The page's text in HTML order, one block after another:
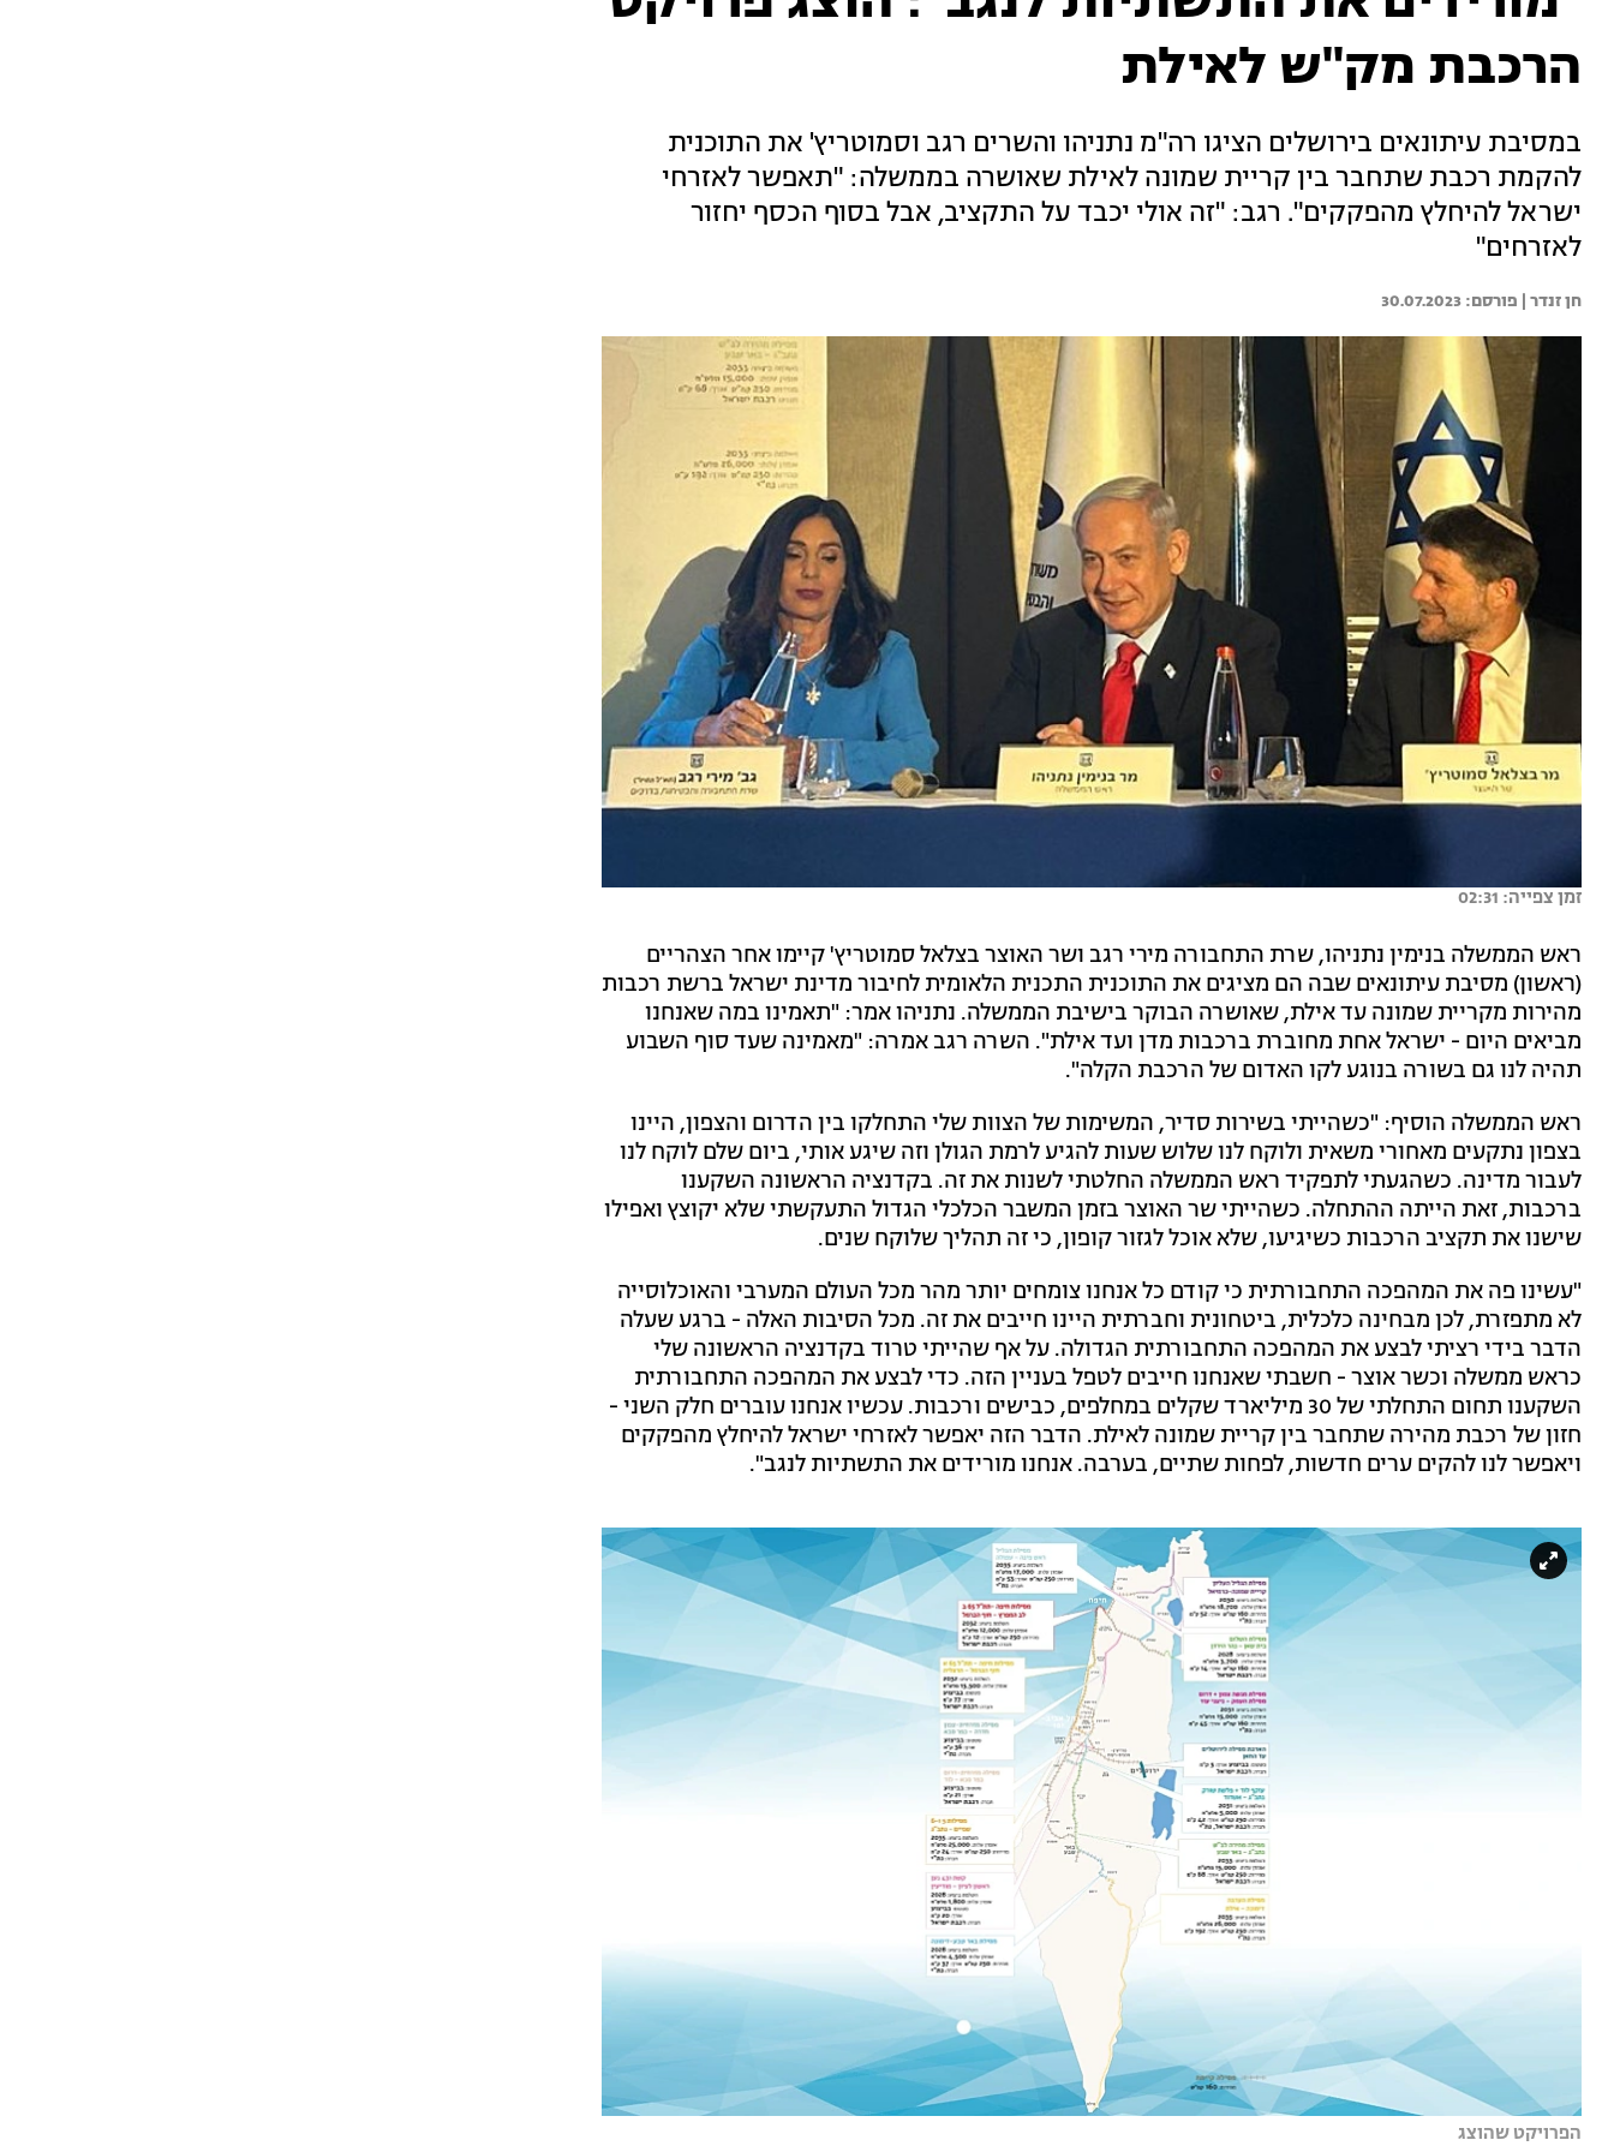
הרכבת מק"ש לאילת
במסיבת עיתונאים בירושלים הציגו רה"מ נתניהו והשרים רגב וסמוטריץ' את התוכנית
להקמת רכבת שתחבר בין קריית שמונה לאילת שאושרה בממשלה: "תאפשר לאזרחי
ישראל להיחלץ מהפקקים". רגב: "זה אולי יכבד על התקציב, אבל בסוף הכסף יחזור
לאזרחים"
חן זנדר | 30.07.2023
זמן צפייה: 02:31
ראש הממשלה בנימין נתניהו, שרת התחבורה מירי רגב ושר האוצר בצלאל סמוטריץ' קיימו אחר הצהריים
(ראשון) מסיבת עיתונאים שבה הם מציגים את התוכנית התכנית הלאומית לחיבור מדינת ישראל ברשת רכבות
מהירות מקריית שמונה עד אילת, שאושרה הבוקר בישיבת הממשלה. נתניהו אמר: "תאמינו במה שאנחנו
מביאים היום - ישראל אחת מחוברת ברכבות מדן ועד אילת". השרה רגב אמרה: "מאמינה שעד סוף השבוע
תהיה לנו גם בשורה בנוגע לקו האדום של הרכבת הקלה".
ראש הממשלה הוסיף: "כשהייתי בשירות סדיר, המשימות של הצוות שלי התחלקו בין הדרום והצפון, היינו
בצפון נתקעים מאחורי משאית ולוקח לנו שלוש שעות להגיע לרמת הגולן וזה שיגע אותי, ביום שלם לוקח לנו
לעבור מדינה. כשהגעתי לתפקיד ראש הממשלה החלטתי לשנות את זה. בקדנציה הראשונה השקענו
ברכבות, זאת הייתה ההתחלה. כשהייתי שר האוצר בזמן המשבר הכלכלי הגדול התעקשתי שלא יקוצץ ואפילו
שישנו את תקציב הרכבות כשיגיעו, שלא אוכל לגזור קופון, כי זה תהליך שלוקח שנים.
"עשינו פה את המהפכה התחבורתית כי קודם כל אנחנו צומחים יותר מהר מכל העולם המערבי והאוכלוסייה
לא מתפזרת, לכן מבחינה כלכלית, ביטחונית וחברתית היינו חייבים את זה. מכל הסיבות האלה - ברגע שעלה
הדבר בידי רציתי לבצע את המהפכה התחבורתית הגדולה. על אף שהייתי טרוד בקדנציה הראשונה שלי
כראש ממשלה וכשר אוצר - חשבתי שאנחנו חייבים לטפל בעניין הזה. כדי לבצע את המהפכה התחבורתית
השקענו תחום התחלתי של 30 מיליארד שקלים במחלפים, כבישים ורכבות. עכשיו אנחנו עוברים חלק השני -
חזון של רכבת מהירה שתחבר בין קריית שמונה לאילת. הדבר הזה יאפשר לאזרחי ישראל להיחלץ מהפקקים
ויאפשר לנו להקים ערים חדשות, לפחות שתיים, בערבה. אנחנו מורידים את התשתיות לנגב".
הפרויקט שהוצג